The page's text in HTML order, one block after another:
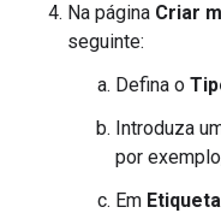
Na página Criar
seguinte:
Defina o
Introduza
por
Em